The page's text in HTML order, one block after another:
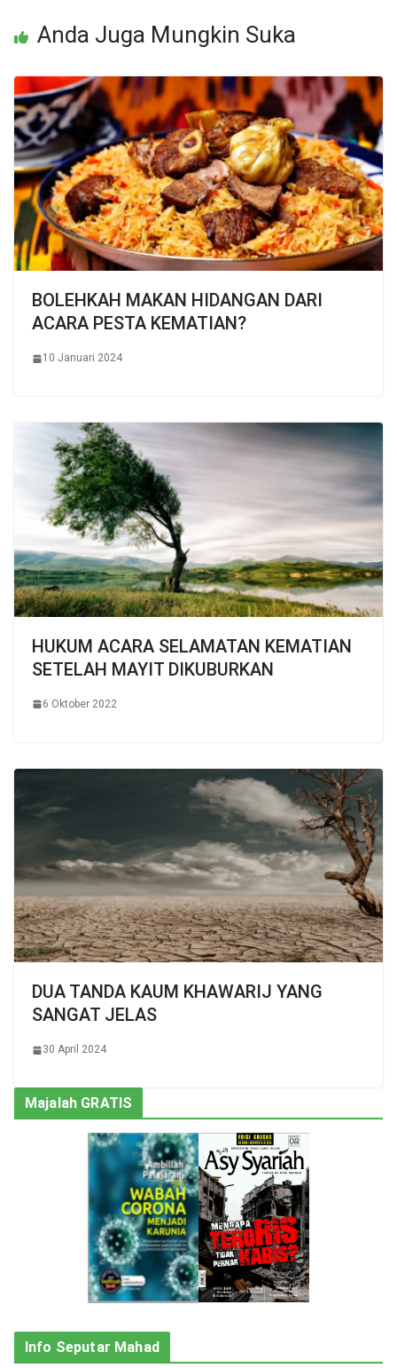
Anda Juga Mungkin Suka
BOLEHKAH MAKAN HIDANGAN DARI
ACARA PESTA KEMATIAN?
10 Januari 2024
HUKUM ACARA SELAMATAN KEMATIAN
SETELAH MAYIT DIKUBURKAN
6 Oktober 2022
DUA TANDA KAUM KHAWARIJ YANG
SANGAT JELAS
30 April 2024
Majalah GRATIS
Info Seputar Mahad